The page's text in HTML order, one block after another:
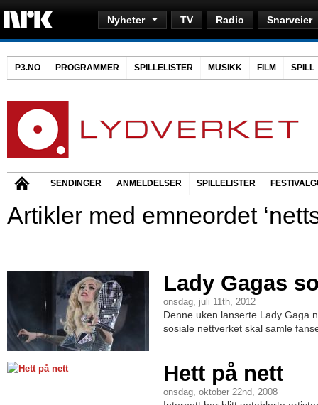
Nyheter TV Radio Snarveier
P3.NO PROGRAMMER SPILLELISTER MUSIKK FILM SPILL
SENDINGER ANMELDELSER SPILLELISTER
Artikler med emneordet
Lady Gagas
onsdag, juli 11th, 2012
Denne uken lanserte Lady Gaga
sosiale nettverket skal samle
Hett på nett
onsdag, oktober 22nd, 2008